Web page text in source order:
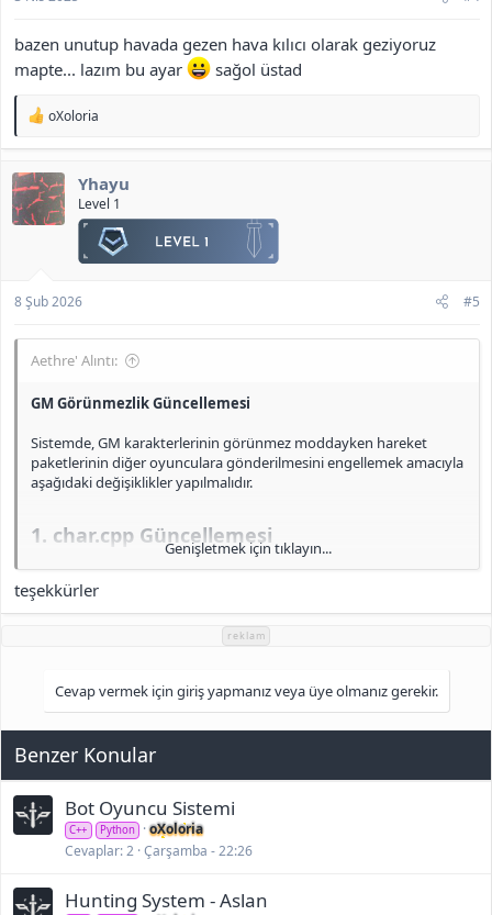
bazen unutup havada gezen hava kılıcı olarak geziyoruz
mapte... lazım bu ayar
sağol üstad
T
p
i
l
e
oXoloria
Yhayu
Level 1
8 Şub 2026 #5
Aethre' Alıntı:
GM Görünmezlik Güncellemesi
Sistemde, GM karakterlerinin görünmez moddayken hareket
paketlerinin diğer oyunculara gönderilmesini engellemek amacıyla
aşağıdaki değişiklikler yapılmalıdır.
1. char.cpp Güncellemesi
Öncelikle,
void CHARACTER::SendMovePacket(BYTE bFunc,
{
Bu satırın hemen altına şu ekleme yapılmalıdır:
Kod:
if (IsGM() && IsAffectFlag(AFF_INVISIBILITY))
        return;
Genişletmek için tıklayın...
teşekkürler
reklam
Cevap vermek için giriş yapmanız veya üye olmanız gerekir.
Benzer Konular
Bot Oyuncu Sistemi
C++ Python
oXoloria
Cevaplar 2 Çarşamba - 22:26
Hunting System - Aslan